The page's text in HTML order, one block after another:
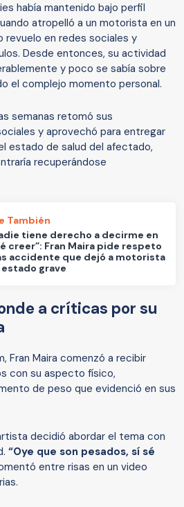
había mantenido bajo perfil
atropelló a un motorista en un
revuelo en redes sociales y
Desde entonces, su actividad
y poco se sabía sobre
el complejo momento personal.
semanas retomó sus
y aprovechó para entregar
estado de salud del afectado,
recuperándose
También
tiene derecho a decirme en
creer”: Fran Maira pide respeto
accidente que dejó a motorista
estado grave
a críticas por su
Fran Maira comenzó a recibir
con su aspecto físico,
de peso que evidenció en sus
decidió abordar el tema con
“Oye que son pesados, sí sé
entre risas en un video